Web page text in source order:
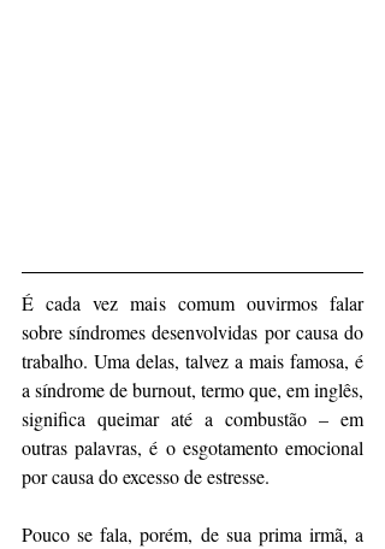
É cada vez mais comum ouvirmos falar
sobre síndromes desenvolvidas por causa do
trabalho. Uma delas, talvez a mais famosa, é
a síndrome de burnout, termo que, em inglês,
significa queimar até a combustão – em
outras palavras, é o esgotamento emocional
por causa do excesso de estresse.
Pouco se fala, porém, de sua prima irmã, a